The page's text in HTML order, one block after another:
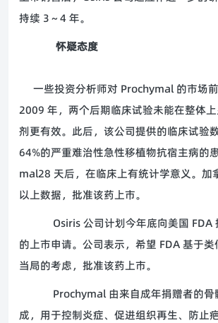
持续 3～4 年。
怀疑态度
一些投资分析师对 Prochymal 的市场前
2009 年，两个后期临床试验未能在整体
剂更有效。此后，该公司提供的临床试验
64%的严重难治性急性移植物抗宿主病的
mal28 天后，在临床上有统计学意义。加
以上数据，批准该药上市。
Osiris 公司计划今年底向美国 FDA
的上市申请。公司表示，希望 FDA 基于
当局的考虑，批准该药上市。
Prochymal 由来自成年捐赠者的骨
成，用于控制炎症、促进组织再生、防止